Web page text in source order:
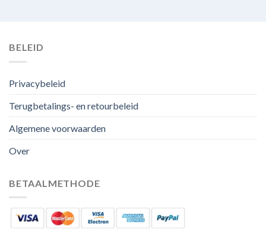
BELEID
Privacybeleid
Terugbetalings- en retourbeleid
Algemene voorwaarden
Over
BETAALMETHODE